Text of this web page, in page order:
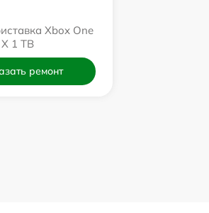
Xbox One
X 1 TB
ремонт